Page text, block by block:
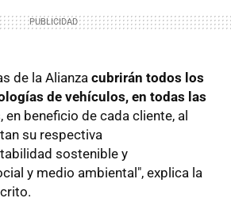
de la Alianza cubrirán todos los
de vehículos, en todas las
, en beneficio de cada cliente, al
su respectiva
sostenible y
y medio ambiental", explica la